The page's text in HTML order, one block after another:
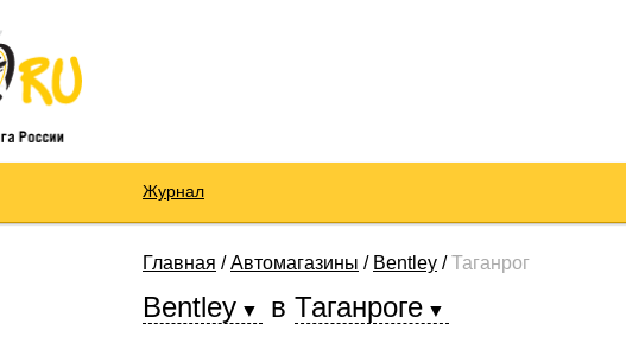
Журнал
Главная /Автомагазины / Bentley /Таганрог
Bentley в Таганроге